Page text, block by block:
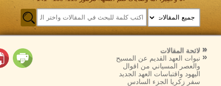
المقالات
الرجوع
إلى
العهد القديم عن المسيح
المسياني من اقوال
واقتباسات العهد الجديد
زكريا الجزء السادس